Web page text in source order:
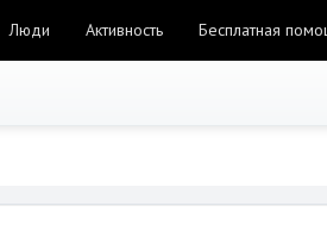
Люди Активность Бесплатная